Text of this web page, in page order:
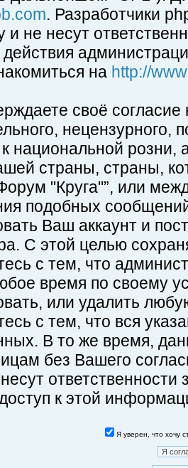
. Разработчики
и не несут
на http://
своё
нецензурного,
национальной
страны, страны,
"Круга"”, или
подобных
Ваш аккаунт и
С этой целью
с тем, что
время по своему
или удалить
с тем, что вся
В то же время,
без Вашего
ответственности
к этой
Я уверен, что хочу